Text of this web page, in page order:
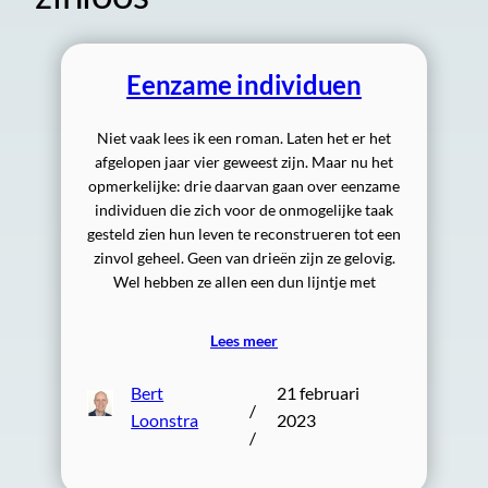
Eenzame individuen
Niet vaak lees ik een roman. Laten het er het
afgelopen jaar vier geweest zijn. Maar nu het
opmerkelijke: drie daarvan gaan over eenzame
individuen die zich voor de onmogelijke taak
gesteld zien hun leven te reconstrueren tot een
zinvol geheel. Geen van drieën zijn ze gelovig.
Wel hebben ze allen een dun lijntje met
Lees meer
Bert
Loonstra
/
/
21 februari
2023